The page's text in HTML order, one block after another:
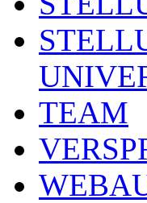
TEAM